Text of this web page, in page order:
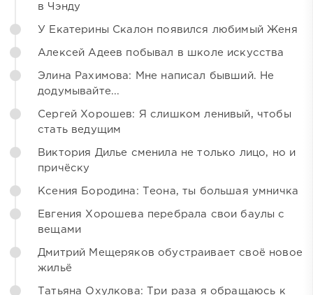
в Чэнду
У Екатерины Скалон появился любимый Женя
Алексей Адеев побывал в школе искусства
Элина Рахимова: Мне написал бывший. Не
додумывайте...
Сергей Хорошев: Я слишком ленивый, чтобы
стать ведущим
Виктория Дилье сменила не только лицо, но и
причёску
Ксения Бородина: Теона, ты большая умничка
Евгения Хорошева перебрала свои баулы с
вещами
Дмитрий Мещеряков обустраивает своё новое
жильё
Татьяна Охулкова: Три раза я обращаюсь к